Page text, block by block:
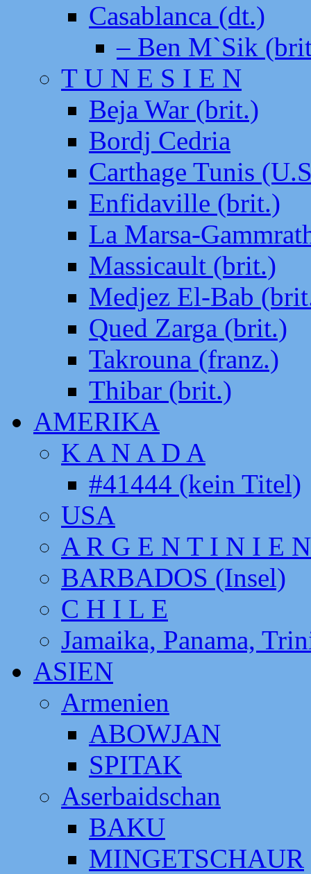
Casablanca (dt.)
– Ben M`Sik
T U N E S I E N
Beja War (brit.)
Bordj Cedria
Carthage Tunis
Enfidaville (brit.)
La Marsa-
Massicault (brit.)
Medjez El-Bab
Qued Zarga (brit.)
Takrouna (franz.)
Thibar (brit.)
AMERIKA
K A N A D A
#41444 (kein Titel)
USA
A R G E N T I N I E N
BARBADOS (Insel)
C H I L E
Jamaika, Panama,
ASIEN
Armenien
ABOWJAN
SPITAK
Aserbaidschan
BAKU
MINGETSCHAUR